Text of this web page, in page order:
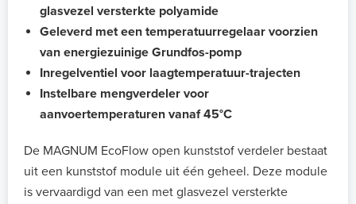
glasvezel versterkte polyamide
Geleverd met een temperatuurregelaar voorzien
van energiezuinige Grundfos-pomp
Inregelventiel voor laagtemperatuur-trajecten
Instelbare mengverdeler voor
aanvoertemperaturen vanaf 45°C
De MAGNUM EcoFlow open kunststof verdeler bestaat
uit een kunststof module uit één geheel. Deze module
is vervaardigd van een met glasvezel versterkte